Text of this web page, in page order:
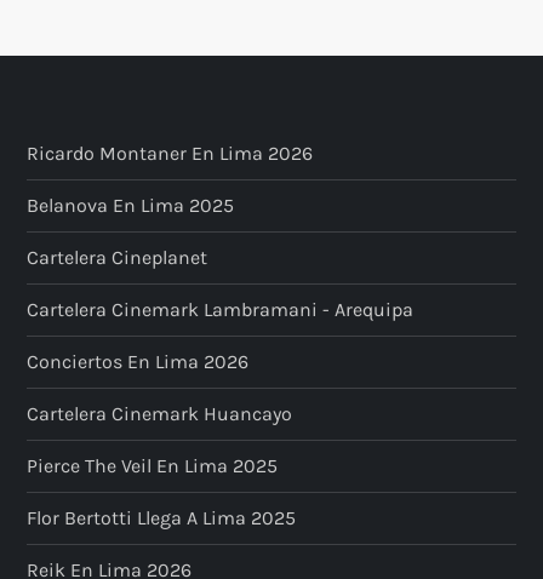
Ricardo Montaner En Lima 2026
Belanova En Lima 2025
Cartelera Cineplanet
Cartelera Cinemark Lambramani - Arequipa
Conciertos En Lima 2026
Cartelera Cinemark Huancayo
Pierce The Veil En Lima 2025
Flor Bertotti Llega A Lima 2025
Reik En Lima 2026